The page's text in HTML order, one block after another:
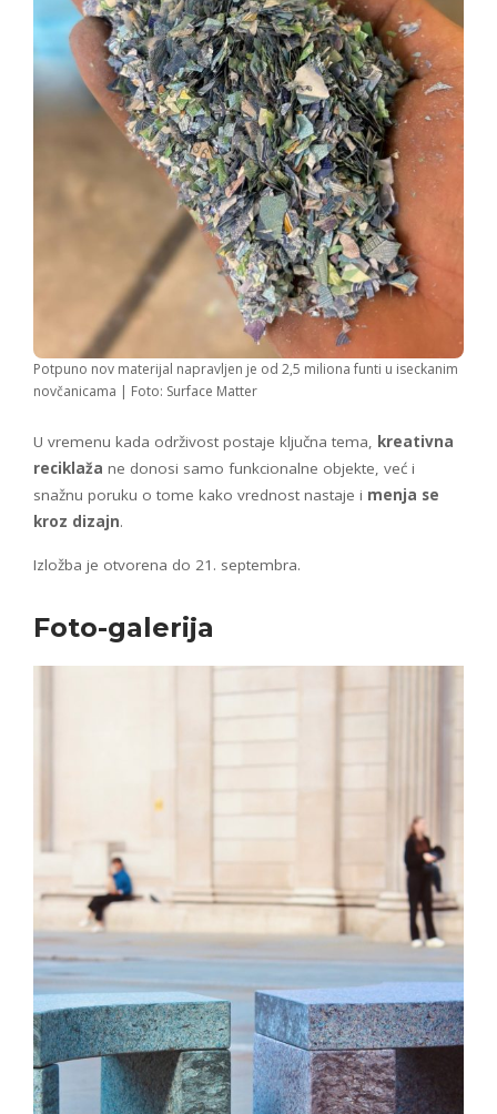
Potpuno nov materijal napravljen je od 2,5 miliona funti u iseckanim
novčanicama | Foto: Surface Matter
U vremenu kada održivost postaje ključna tema, kreativna
reciklaža ne donosi samo funkcionalne objekte, već i
snažnu poruku o tome kako vrednost nastaje i menja se
kroz dizajn.
Izložba je otvorena do 21. septembra.
Foto-galerija